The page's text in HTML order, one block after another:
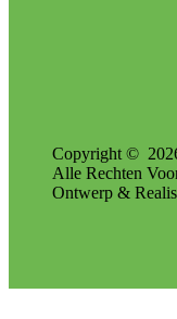
Copyright ©
Alle Rechten
Ontwerp &